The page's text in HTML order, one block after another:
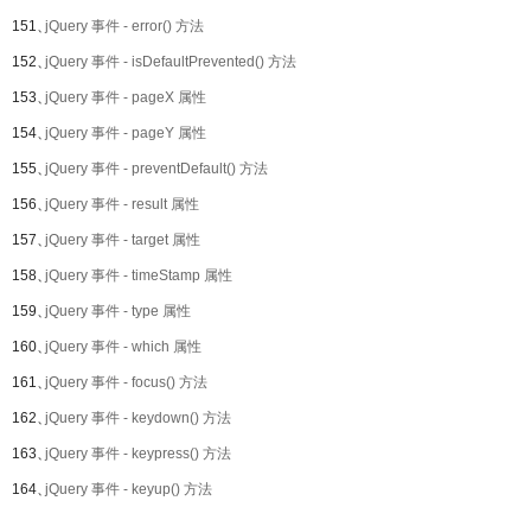
151、jQuery 事件 - error() 方法
152、jQuery 事件 - isDefaultPrevented() 方法
153、jQuery 事件 - pageX 属性
154、jQuery 事件 - pageY 属性
155、jQuery 事件 - preventDefault() 方法
156、jQuery 事件 - result 属性
157、jQuery 事件 - target 属性
158、jQuery 事件 - timeStamp 属性
159、jQuery 事件 - type 属性
160、jQuery 事件 - which 属性
161、jQuery 事件 - focus() 方法
162、jQuery 事件 - keydown() 方法
163、jQuery 事件 - keypress() 方法
164、jQuery 事件 - keyup() 方法